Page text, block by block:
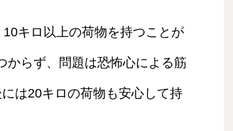
キロ以上の荷物を持つことが
からず、問題は恐怖心による筋
は20キロの荷物も安心して持